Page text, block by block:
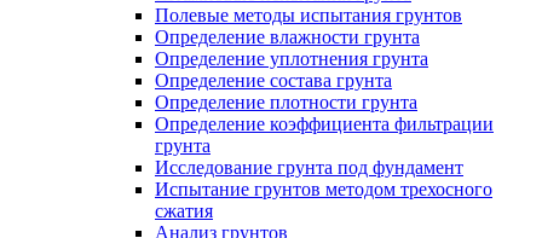
Полевые методы испытания грунтов
Определение влажности грунта
Определение уплотнения грунта
Определение состава грунта
Определение плотности грунта
Определение коэффициента фильтрации
грунта
Исследование грунта под фундамент
Испытание грунтов методом трехосного
сжатия
Анализ грунтов